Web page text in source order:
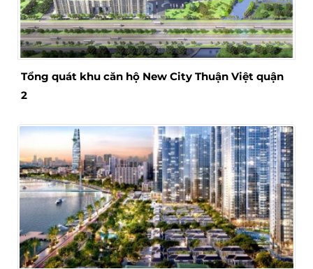
Tổng quát khu căn hộ New City Thuận Việt quận
2